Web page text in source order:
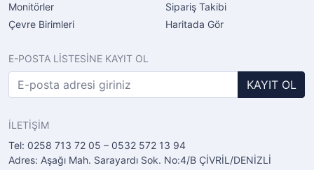
Monitörler
Çevre Birimleri
Sipariş Takibi
Haritada Gör
E-POSTA LİSTESİNE KAYIT OL
KAYIT OL
İLETİŞİM
Tel: 0258 713 72 05 – 0532 572 13 94
Adres: Aşağı Mah. Sarayardı Sok. No:4/B ÇİVRİL/DENİZLİ